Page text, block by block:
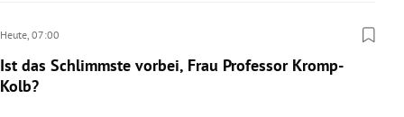
Heute, 07:00
Ist das Schlimmste vorbei, Frau Professor Kromp-
Kolb?